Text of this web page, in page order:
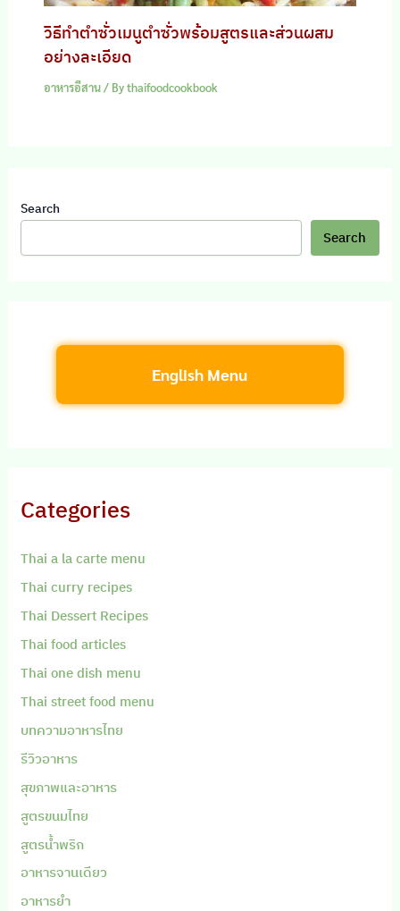
วิธีทำตำซั่วเมนูตำซั่วพร้อมสูตรและส่วนผสม
อย่างละเอียด
อาหารอีสาน/ Bythaifoodcookbook
Search
Search
English Menu
Categories
Thai a la carte menu
Thai curry recipes
Thai Dessert Recipes
Thai food articles
Thai one dish menu
Thai street food menu
บทความอาหารไทย
รีวิวอาหาร
สุขภาพและอาหาร
สูตรขนมไทย
สูตรน้ำพริก
อาหารจานเดียว
อาหารยำ